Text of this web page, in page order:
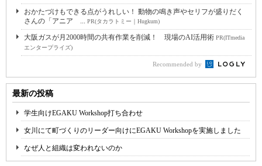
おかたづけもできる点がうれしい！ 動物の鳴き声やセリフが盛りだく
さんの「アニア ... PR(タカラトミー｜Hugkum)
大阪ガスが月2000時間の共有作業を削減！ 現場のAI活用術 PR(ITmedia
エンタープライズ)
Recommended by
最新の投稿
学生向けEGAKU Workshop打ち合わせ
女川にて町づくりのリーダー向けにEGAKU Workshopを実施しました
なぜ人と組織は変われないのか